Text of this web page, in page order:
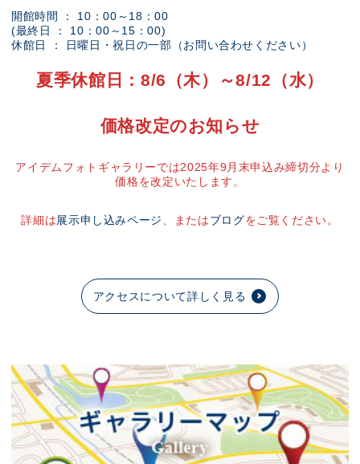
開館時間 ： 10：00～18：00
(最終日 ： 10：00～15：00)
休館日 ： 日曜日・祝日の一部（お問い合わせください）
夏季休館日：8/6（木）～8/12（水）
価格改定のお知らせ
アイデムフォトギャラリーでは2025年9月末申込み締切分より
価格を改定いたします。
詳細は展示申し込みページ 、またはブログをご覧ください。
アクセスについて詳しく見る